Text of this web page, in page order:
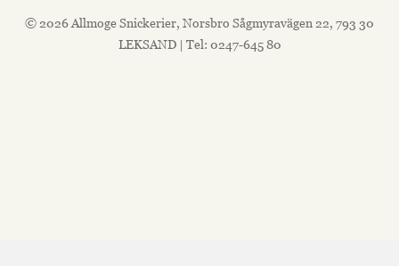
© 2026 Allmoge Snickerier, Norsbro Sågmyravägen 22, 793 30
LEKSAND | Tel: 0247-645 80